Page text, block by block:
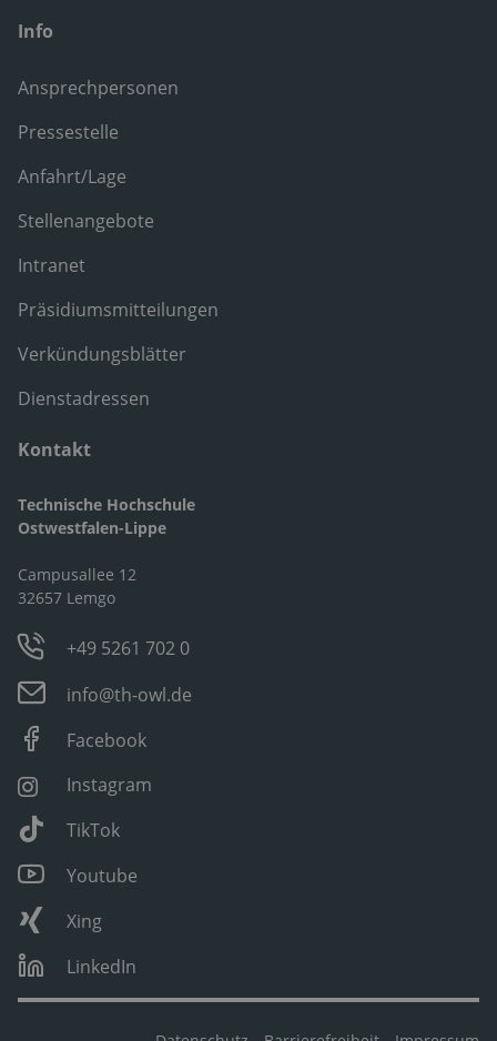
Info
Ansprechpersonen
Pressestelle
Anfahrt/Lage
Stellenangebote
Intranet
Präsidiumsmitteilungen
Verkündungsblätter
Dienstadressen
Kontakt
Technische Hochschule
Ostwestfalen-Lippe
Campusallee 12
32657 Lemgo
+49 5261 702 0
info@th-owl.de
Facebook
Instagram
TikTok
Youtube
Xing
LinkedIn